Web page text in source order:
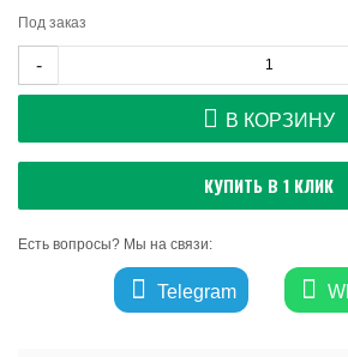
Под заказ
-
В КОРЗИНУ
КУПИТЬ В 1 КЛИК
Есть вопросы? Мы на связи:
Telegram